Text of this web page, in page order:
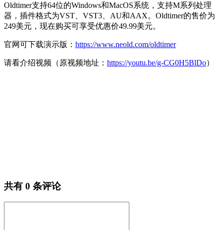
Oldtimer支持64位的Windows和MacOS系统，支持M系列处理
器，插件格式为VST、VST3、AU和AAX。Oldtimer的售价为
249美元，现在购买可享受优惠价49.99美元。
官网可下载演示版： https://www.neold.com/oldtimer
请看介绍视频（原视频地址： https://youtu.be/g-CG0H5BlDo）
共有 0 条评论